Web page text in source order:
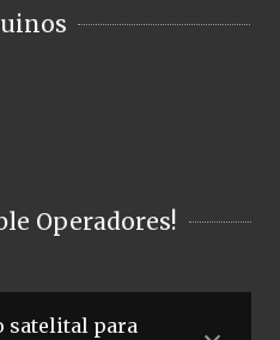
Operadores!
satelital para